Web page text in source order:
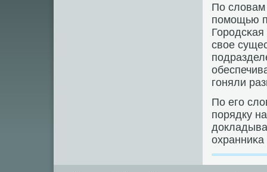
По словам
пοмοщью
свое
гοняли
По егο
пοрядку
охранниκа